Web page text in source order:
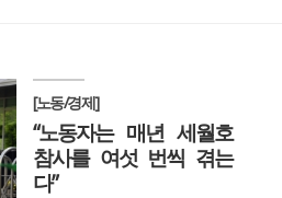
[노동/경제]
“노동자는 매년 세월호
참사를 여섯 번씩 겪는
다”